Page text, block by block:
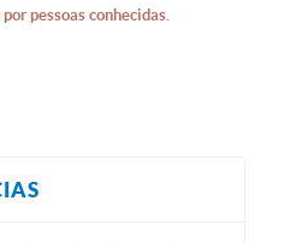
pessoas conhecidas.